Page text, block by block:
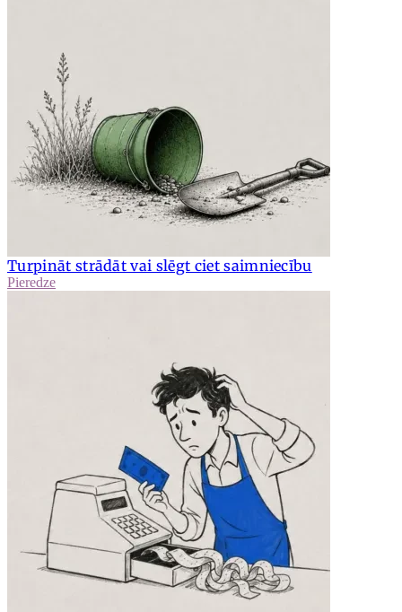
Turpināt strādāt vai slēgt ciet saimniecību
Pieredze